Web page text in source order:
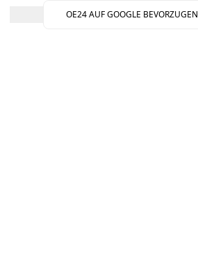
OE24 AUF GOOGLE BEVORZUGEN